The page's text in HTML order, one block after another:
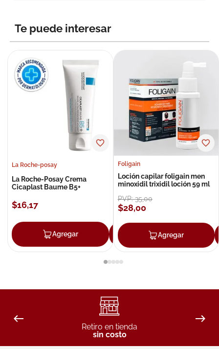
Te puede interesar
La Roche-posay
La Roche-Posay Crema
Cicaplast Baume B5+
$16,17
Agregar Agregar
Foligain
Loción capilar foligain men
minoxidil trixidil loción 59 ml
PVP:35,00
$28,00
Agregar
Retiro en tienda
sin costo